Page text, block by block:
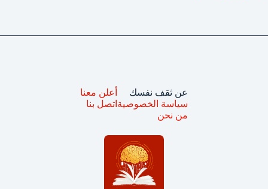
عن ثقف نفسك
سياسة الخصوصية
من نحن
أعلن معنا
اتصل بنا